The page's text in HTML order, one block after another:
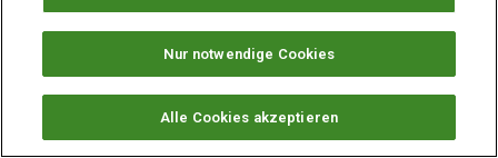
Nur notwendige Cookies
Alle Cookies akzeptieren